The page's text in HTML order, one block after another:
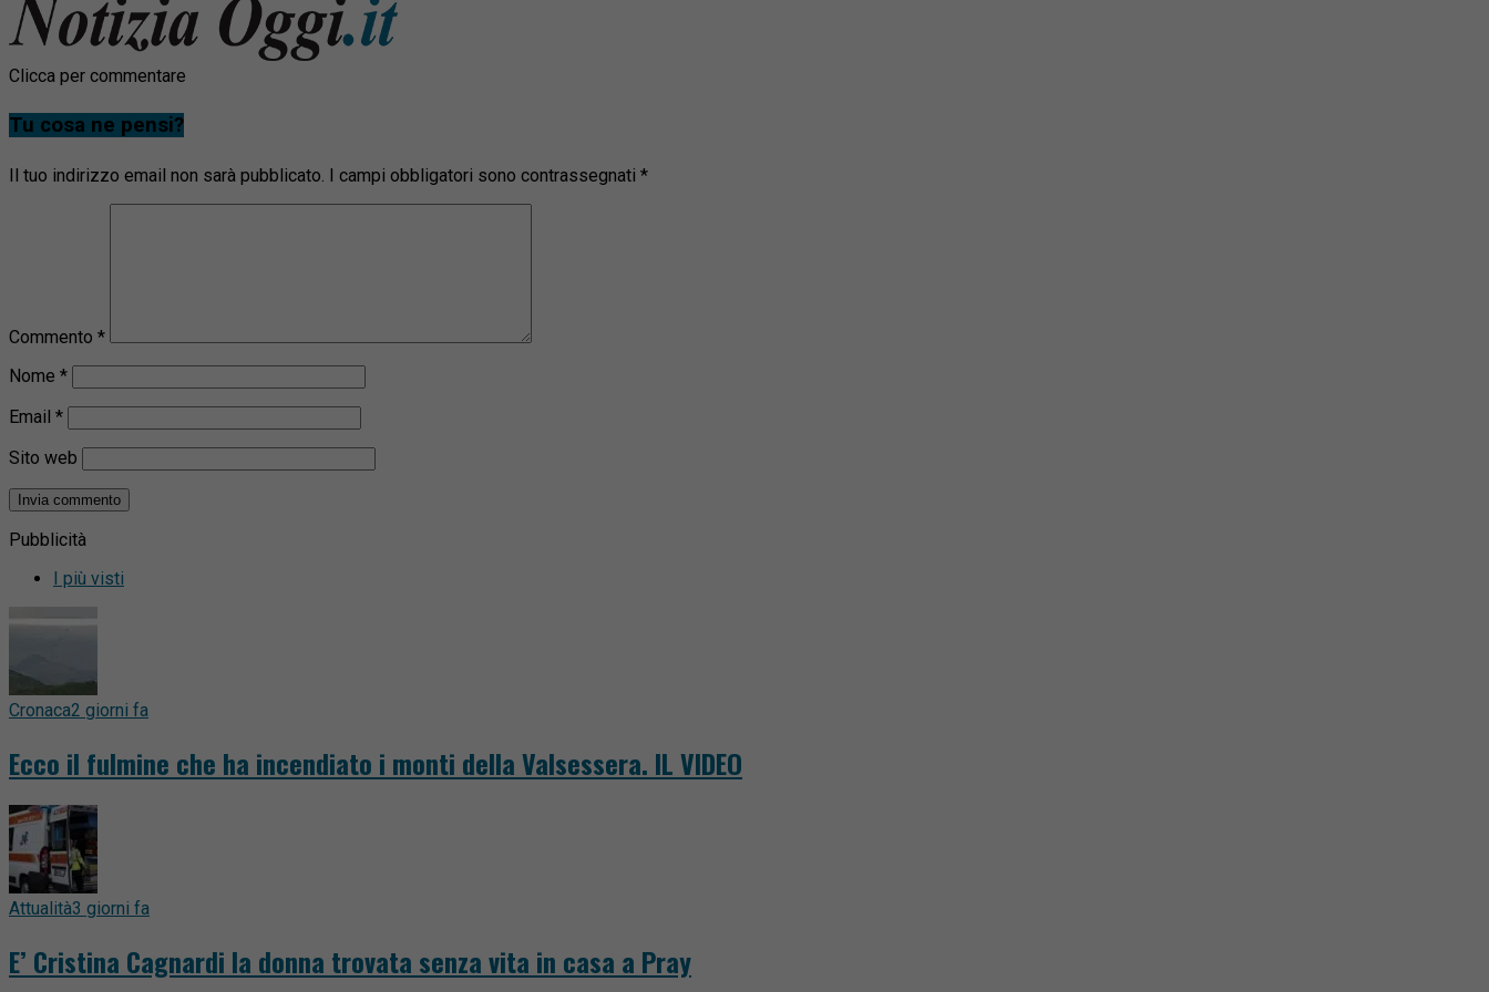
Clicca per commentare
Tu cosa ne pensi?
Il tuo indirizzo email non sarà pubblicato. I campi obbligatori sono contrassegnati *
Commento *
Nome *
Email *
Sito web
Pubblicità
I più visti
Cronaca2 giorni fa
Ecco il fulmine che ha incendiato i monti della Valsessera. IL VIDEO
Attualità3 giorni fa
E’ Cristina Cagnardi la donna trovata senza vita in casa a Pray